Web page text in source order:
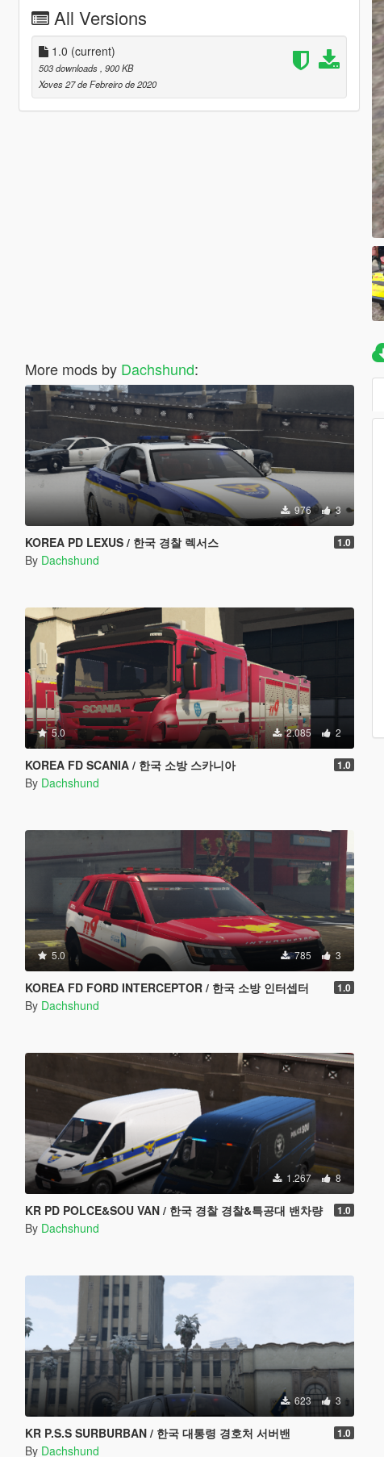
All Versions
1.0 (current)
503 downloads , 900 KB
Xoves 27 de Febreiro de 2020
More mods by Dachshund:
976 3
KOREA PD LEXUS / 한국 경찰 렉서스 1.0
By Dachshund
5.0 2.085 2
KOREA FD SCANIA / 한국 소방 스카니아 1.0
By Dachshund
5.0 785 3
KOREA FD FORD INTERCEPTOR / 한국 소방 인터셉터 1.0
By Dachshund
1.267 8
KR PD POLCE&SOU VAN / 한국 경찰 경찰&특공대 밴차량 1.0
By Dachshund
623 3
KR P.S.S SURBURBAN / 한국 대통령 경호처 서버밴 1.0
By Dachshund